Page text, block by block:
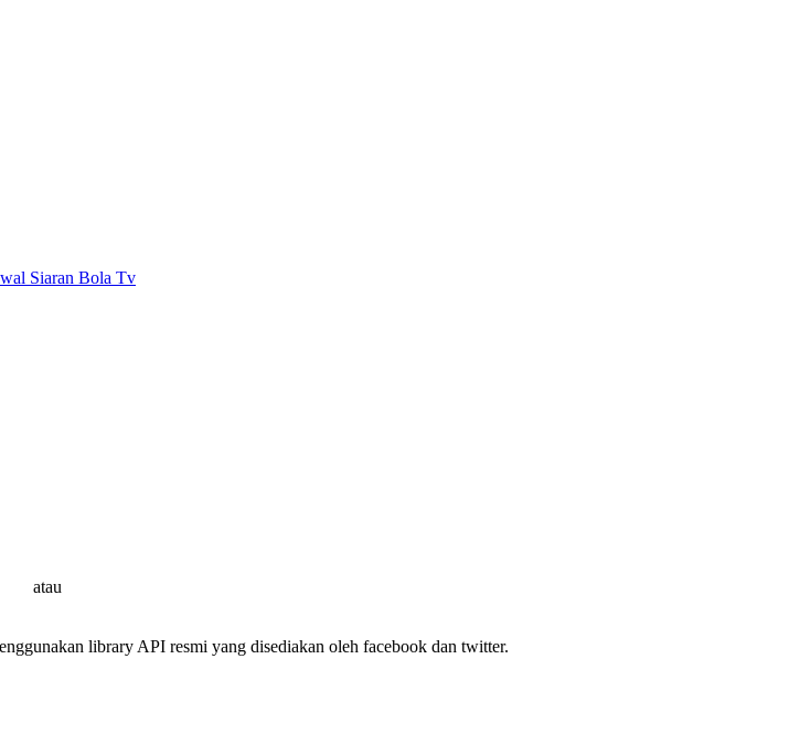
atau
library API resmi yang disediakan oleh facebook dan twitter.